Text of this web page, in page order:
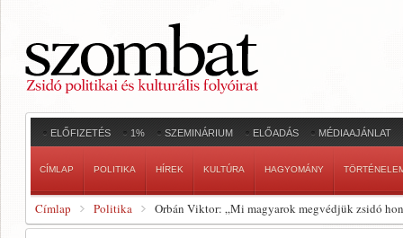
ELŐFIZETÉS 1% SZEMINÁRIUM ELŐADÁS MÉDIAAJÁNLAT
CÍMLAP POLITIKA HÍREK KULTÚRA HAGYOMÁNY
Címlap Politika Orbán Viktor: „Mi magyarok megvédjük zsidó